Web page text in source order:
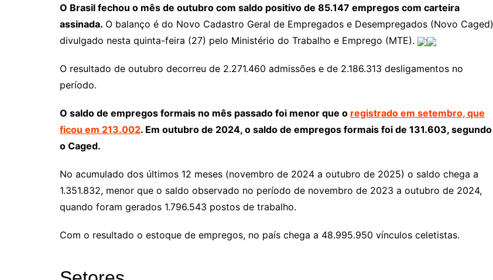
O Brasil fechou o mês de outubro com saldo positivo de 85.147 empregos com carteira
assinada. O balanço é do Novo Cadastro Geral de Empregados e Desempregados (Novo Caged)
divulgado nesta quinta-feira (27) pelo Ministério do Trabalho e Emprego (MTE).
O resultado de outubro decorreu de 2.271.460 admissões e de 2.186.313 desligamentos no
período.
O saldo de empregos formais no mês passado foi menor que o registrado em setembro, que
ficou em 213.002. Em outubro de 2024, o saldo de empregos formais foi de 131.603, segundo
o Caged.
No acumulado dos últimos 12 meses (novembro de 2024 a outubro de 2025) o saldo chega a
1.351.832, menor que o saldo observado no período de novembro de 2023 a outubro de 2024,
quando foram gerados 1.796.543 postos de trabalho.
Com o resultado o estoque de empregos, no país chega a 48.995.950 vínculos celetistas.